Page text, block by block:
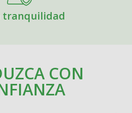
tranquilidad
CON